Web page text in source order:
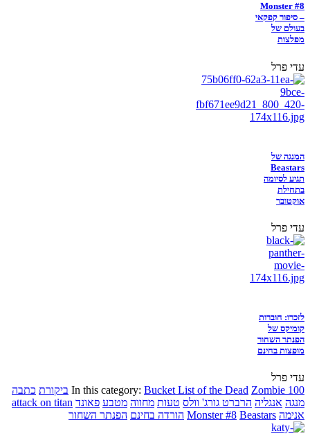
Monster #8
– סיפור קפקאי
בעולם של
מפלצות
עדי פרל
המנגה של
Beastars
תגיע לסיומה
בתחילת
אוקטובר
עדי פרל
לזכרו: חוברות
קומיקס של
הפנתר השחור
מופצות בחינם
עדי פרל
In this category: Bucket List of the Dead Zombie 100 ביקורת כתבה
מנגה אנגליה הרברט גורג' וולס טעות מחווה מטבע פאונד attack on titan
אנימה
Monster #8 Beastars הורדה בחינם הפנתר השחור